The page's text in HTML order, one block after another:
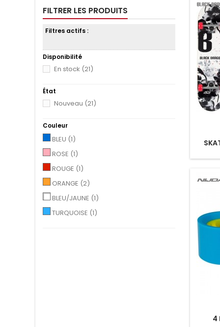
FILTRER LES PRODUITS
Filtres actifs :
Disponibilité
En stock (21)
État
Nouveau (21)
Couleur
BLEU (1)
ROSE (1)
ROUGE (1)
ORANGE (2)
BLEU/JAUNE (1)
TURQUOISE (1)
4